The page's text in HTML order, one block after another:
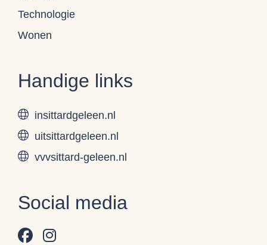
Technologie
Wonen
Handige links
insittardgeleen.nl
uitsittardgeleen.nl
vvvsittard-geleen.nl
Social media